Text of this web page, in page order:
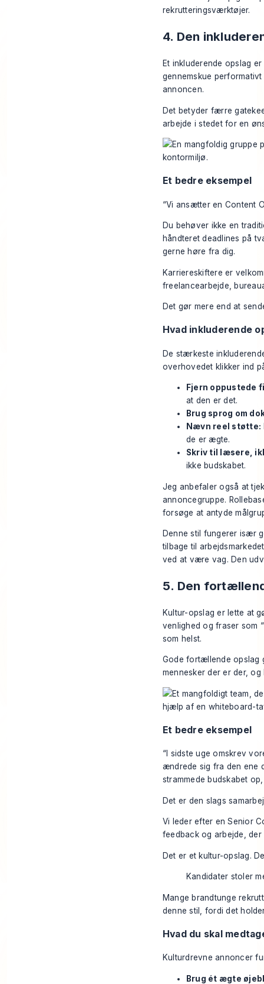
rekrutteringsværktøjer.
4. Den
Et inkluderende opslag
gennemskue
annoncen.
Det betyder færre
arbejde i stedet for en
Et bedre eksempel
“Vi ansætter en Content
Du behøver ikke en
håndteret deadlines på
gerne høre fra dig.
Karriereskiftere er
freelancearbejde,
Det gør mere end at
Hvad inkluderende
De stærkeste
overhovedet klikker ind
Fjern oppustede
at den er det.
Brug sprog om
Nævn reel støtte:
de er ægte.
Skriv til læsere,
ikke budskabet.
Jeg anbefaler også at
annoncegruppe.
forsøge at antyde
Denne stil fungerer især
tilbage til
ved at være vag. Den
5. Den
Kultur-opslag er lette at
venlighed og fraser som
som helst.
Gode fortællende opslag
mennesker der er der,
Et bedre eksempel
“I sidste uge omskrev
ændrede sig fra den ene
strammede budskabet
Det er den slags
Vi leder efter en Senior
feedback og arbejde,
Det er et kultur-opslag.
Kandidater stoler
Mange brandtunge
denne stil, fordi det
Hvad du skal
Kulturdrevne annoncer
Brug ét ægte